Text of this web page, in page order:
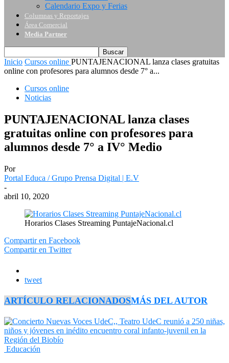
Calendario Expo y Ferias
Columnas y Reportajes
Área Comercial
Media Partner
Inicio Cursos online PUNTAJENACIONAL lanza clases gratuitas
online con profesores para alumnos desde 7° a...
Cursos online
Noticias
PUNTAJENACIONAL lanza clases
gratuitas online con profesores para
alumnos desde 7° a IV° Medio
Por
Portal Educa / Grupo Prensa Digital | E.V
-
abril 10, 2020
Horarios Clases Streaming PuntajeNacional.cl
Compartir en Facebook
Compartir en Twitter
tweet
ARTÍCULO RELACIONADOSMÁS DEL AUTOR
Educación